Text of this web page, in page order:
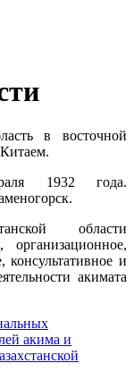
в восточной
1932 года.
области
организационное,
консультативное и
акимата
акима и